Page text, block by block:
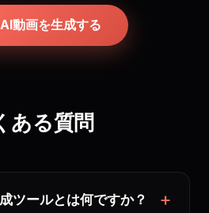
動画を生成する
ある質問
ツールとは何ですか？